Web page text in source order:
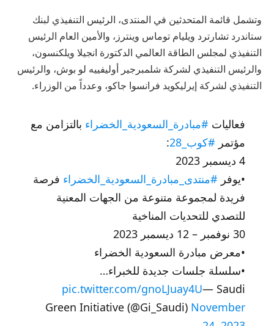
وتشمل قائمة المتحدثين في المنتدى، الرئيس التنفيذي لبنك
ستاندرد تشارترد ويليام توماس وينترز، والأمين العام الرئيس
التنفيذي لمجلس الطاقة العالمي الدكتورة انجيلا ويلكنسون،
والرئيس التنفيذي لشركة شلمبرجير أوليفييه لو بوش، والرئيس
التنفيذي لشركة إيرليكويد فرانسوا جاكو، وعدداً من الوزراء.
فعاليات #مبادرة_السعودية_الخضراء بالتزامن مع
مؤتمر #كوب_28
:
4 ديسمبر 2023
•يوفر #منتدى_مبادرة_السعودية_الخضراء فرصة
فريدة لمجموعة متنوعة من الجهات المعنية
للتصدي للتحديات المناخية
30 نوفمبر – 12 ديسمبر 2023
•معرض مبادرة السعودية الخضراء
•سلسلة جلسات جديدة للخبراء…
pic.twitter.com/gnoLJuay4U— Saudi
Green Initiative (@Gi_Saudi) November